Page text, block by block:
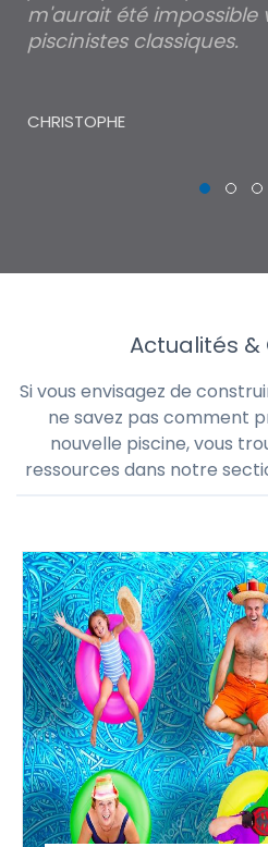
m'aurait été impossible
piscinistes classiques.
CHRISTOPHE
Actualités &
Si vous envisagez de
ne savez pas comment
nouvelle piscine, vous
ressources dans notre